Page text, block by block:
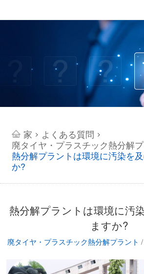
家 > よくある質問 >
廃タイヤ・プラスチック熱分解
熱分解プラントは環境に汚染を
か?
熱分解プラントは環境に汚
ますか?
廃タイヤ・プラスチック熱分解プラント /